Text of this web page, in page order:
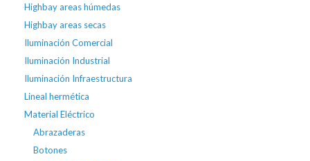
Highbay areas húmedas
Highbay areas secas
Iluminación Comercial
Iluminación Industrial
Iluminación Infraestructura
Lineal hermética
Material Eléctrico
Abrazaderas
Botones